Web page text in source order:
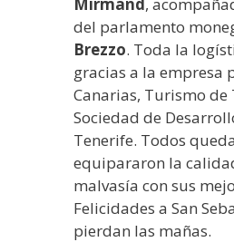
del parlamento
Brezzo. Toda la
gracias a la empresa
Canarias, Turismo de
Sociedad de
Tenerife. Todos
equipararon la
malvasía con sus
Felicidades a San
pierdan las mañas.